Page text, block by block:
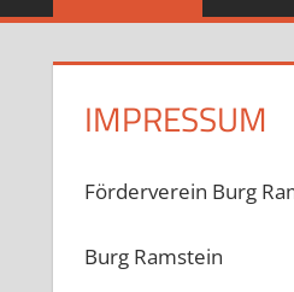
IMPRESSUM
Förderverein Burg
Burg Ramstein